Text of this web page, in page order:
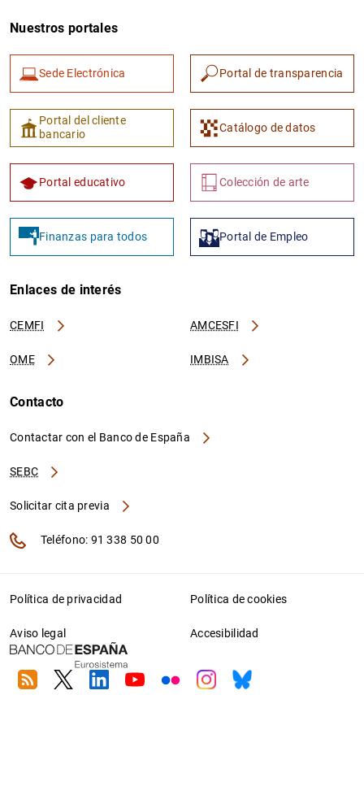
Nuestros portales
Sede Electrónica Portal de transparencia
Portal del cliente
bancario
Catálogo de datos
Portal educativo Colección de arte
Finanzas para todos Portal de Empleo
Enlaces de interés
CEMFI AMCESFI
OME IMBISA
Contacto
Contactar con el Banco de España
SEBC
Solicitar cita previa
Teléfono: 91 338 50 00
Política de privacidad Política de cookies
Aviso legal Accesibilidad
RSS TwitterLinkedin
YoutubeFlickrInstagram
Bluesky